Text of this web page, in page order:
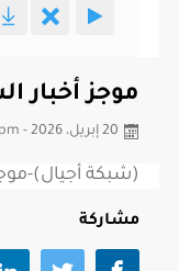
موجز أخبار الساعة 2 م
20 إبريل، 2026 - 04:04pm
(شبكة أجيال)-موجز أخبار
مشاركة